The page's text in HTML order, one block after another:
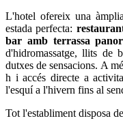
L'hotel ofereix una
estada perfecta:
bar amb terrassa
d'hidromassatge, llits de
dutxes de sensacions. A
h i accés directe a
l'esquí a l'hivern fins al
Tot l'establiment disposa de